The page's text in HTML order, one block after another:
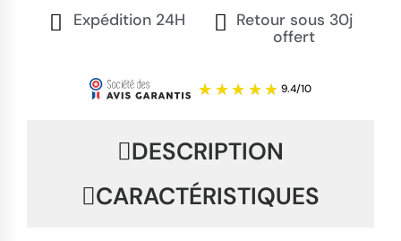
Expédition 24H
Retour sous 30j
offert
DESCRIPTION
CARACTÉRISTIQUES